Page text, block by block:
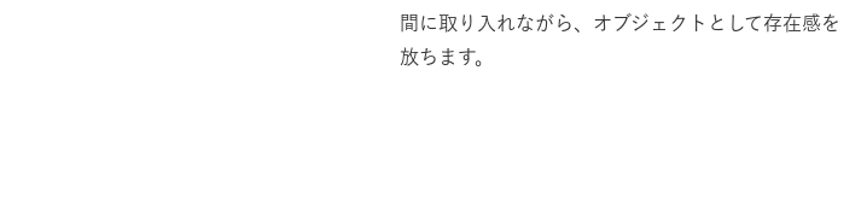
間に取り入れながら、オブジェクトとして存在感を
放ちます。